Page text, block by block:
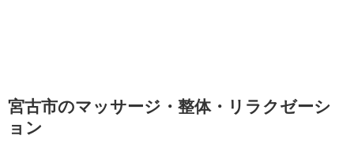
宮古市のマッサージ・整体・リラクゼーシ
ョン